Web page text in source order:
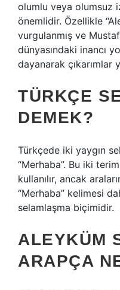
olumlu veya olumsuz
önemlidir. Özellikle
vurgulanmış ve
dünyasındaki inancı
dayanarak çıkarımlar
TÜRKÇE
DEMEK?
Türkçede iki yaygın
“Merhaba”. Bu iki
kullanılır, ancak
“Merhaba” kelimesi
selamlaşma biçimidir.
ALEYKÜM
ARAPÇA